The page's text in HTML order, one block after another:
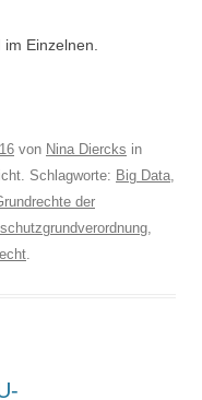
Einzelnen.
von Nina Diercks in
Schlagworte: Big Data,
der
,
.